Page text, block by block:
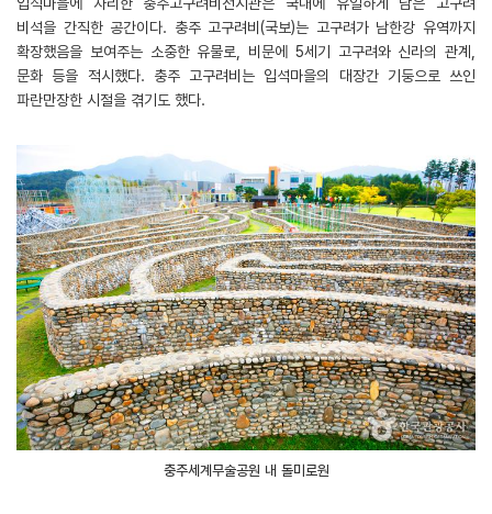
비석을 간직한 공간이다. 충주 고구려비(국보)는 고구려가 남한강 유역까지
확장했음을 보여주는 소중한 유물로, 비문에 5세기 고구려와 신라의 관계,
문화 등을 적시했다. 충주 고구려비는 입석마을의 대장간 기둥으로 쓰인
파란만장한 시절을 겪기도 했다.
충주세계무술공원 내 돌미로원